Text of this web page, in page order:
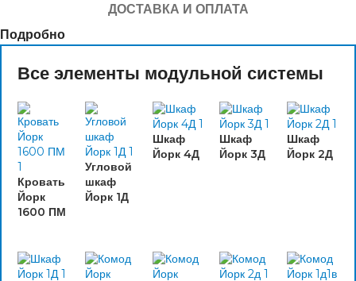
ДОСТАВКА И ОПЛАТА
Подробно
Все элементы модульной системы
Кровать
Йорк
1600 ПМ
Угловой
шкаф
Йорк 1Д
Шкаф
Йорк 4Д
Шкаф
Йорк 3Д
Шкаф
Йорк 2Д